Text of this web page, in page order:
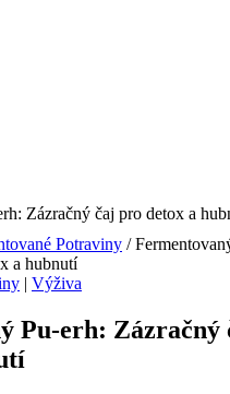
Potraviny /
a hubnutí
| Výživa
Pu-erh: Zázračný